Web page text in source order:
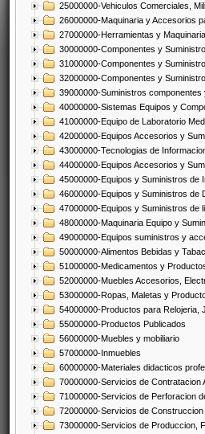
25000000-Vehiculos Comerciales,
26000000-Maquinaria y Accesorios
27000000-Herramientas y
30000000-Componentes y
31000000-Componentes y
32000000-Componentes y
39000000-Suministros
40000000-Sistemas Equipos y
41000000-Equipo de Laboratorio
42000000-Equipos Accesorios y
43000000-Tecnologias de
44000000-Equipos Accesorios y
45000000-Equipos y Suministros de
46000000-Equipos y Suministros de
47000000-Equipos y Suministros de
48000000-Maquinaria Equipo y
49000000-Equipos suministros y
50000000-Alimentos Bebidas y
51000000-Medicamentos y
52000000-Muebles Accesorios,
53000000-Ropas, Maletas y
54000000-Productos para Relojeria,
55000000-Productos Publicados
56000000-Muebles y mobiliario
57000000-Inmuebles
60000000-Materiales didacticos
70000000-Servicios de
71000000-Servicios de Perforacion
72000000-Servicios de
73000000-Servicios de Produccion,